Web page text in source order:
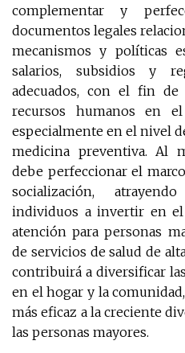
complementar y
documentos legales
mecanismos y políticas
salarios, subsidios y
adecuados, con el fin
recursos humanos en
especialmente en el nivel
medicina preventiva. Al
debe perfeccionar el
socialización,
individuos a invertir en
atención para personas
de servicios de salud de
contribuirá a diversificar
en el hogar y la
más eficaz a la creciente
las personas mayores.